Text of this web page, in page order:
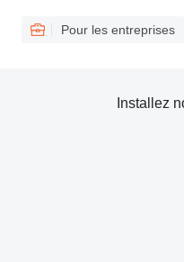
Pour les entreprises
Installez